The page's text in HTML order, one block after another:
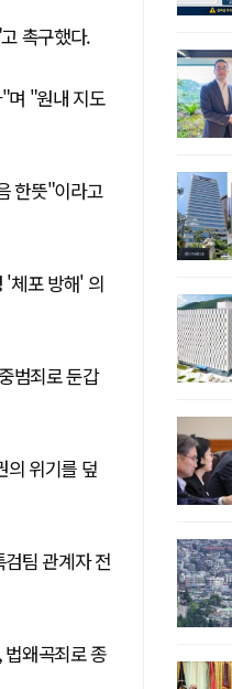
촉구했다.
며 "원내 지도
한뜻"이라고
'체포 방해' 의
범죄로 둔갑
의 위기를 덮
팀 관계자 전
왜곡죄로 종